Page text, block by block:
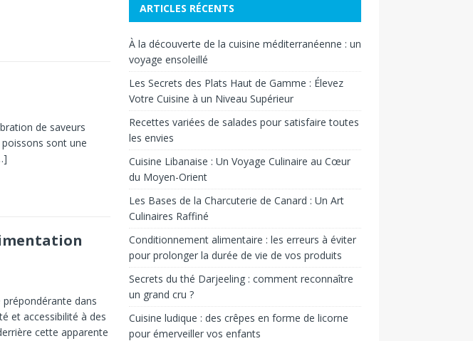
de saveurs
sont une
prépondérante dans
et accessibilité à des
cette apparente
ARTICLES RÉCENTS
À la découverte de la cuisine méditerranéenne : un
voyage ensoleillé
Les Secrets des Plats Haut de Gamme : Élevez
Votre Cuisine à un Niveau Supérieur
Recettes variées de salades pour satisfaire toutes
les envies
Cuisine Libanaise : Un Voyage Culinaire au Cœur
du Moyen-Orient
Les Bases de la Charcuterie de Canard : Un Art
Culinaires Raffiné
Conditionnement alimentaire : les erreurs à éviter
pour prolonger la durée de vie de vos produits
Secrets du thé Darjeeling : comment reconnaître
un grand cru ?
Cuisine ludique : des crêpes en forme de licorne
pour émerveiller vos enfants